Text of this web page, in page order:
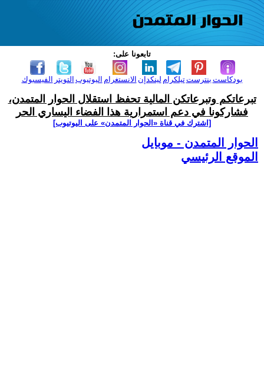
تابعونا على:
الفيسبوك التويتر اليوتيوب الانستغرام لينكدإن تيلكرامبنترست بودكاست
تبرعاتكم وتبرعاتكن المالية تحفظ استقلال الحوار المتمدن،
فشاركونا في دعم استمرارية هذا الفضاء اليساري الحر
[اشترك في قناة ‫«الحوار المتمدن» على اليوتيوب]
الحوار المتمدن - موبايل
الموقع الرئيسي